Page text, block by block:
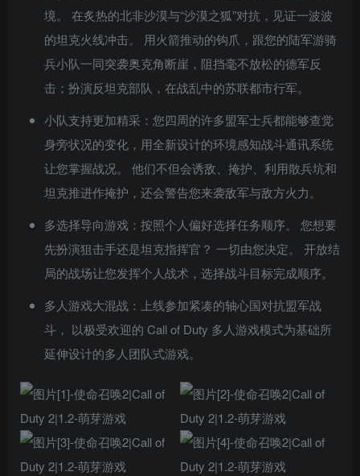
境。 在炙热的北非沙漠与“沙漠之狐”对抗，见证一波波
的坦克火线冲击。 用火箭推动的钩爪，跟您的陆军游骑
兵小队一同突袭奥克角断崖，阻挡毫不放松的德军反
击；扮演反坦克部队，在战乱中的苏联都市行军。
小队支持更加精采：您四周的许多盟军士兵都能够查觉
身旁状况的变化，用全新设计的环境感知战斗通讯系统
让您掌握战况。 他们不但会诱敌、掩护、利用散兵坑和
坦克推进作掩护，还会警告您来袭敌军与敌方火力。
多选择导向游戏：按照个人偏好选择任务顺序。 您想要
先扮演狙击手还是坦克指挥官？ 一切由您决定。 开放结
局的战场让您发挥个人战术，选择战斗目标完成顺序。
多人游戏大混战：上线参加紧凑的轴心国对抗盟军战
斗， 以极受欢迎的 Call of Duty 多人游戏模式为基础所
延伸设计的多人团队式游戏。